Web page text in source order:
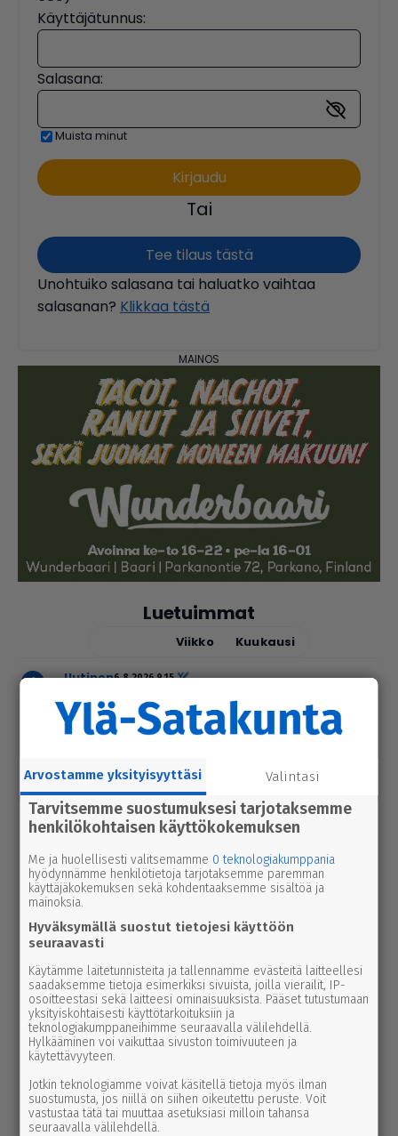
Käyttäjätunnus:
Salasana:
Muista minut
Tai
Tee tilaus tästä
Unohtuiko salasana tai haluatko vaihtaa
salasanan? Klikkaa tästä
Luetuimmat
Viikko Kuukausi
uutinen6.8.2026 9.15
Seu­ra­kun­ta­ko­din ala­ker­rassa vesi­va­
hinko Par­ka­nossa – toi­min­toja jär­jes­
uutinen
Elisa parantaa 5g-yhteyksiä Karviassa
ja Par­ka­nossa – seuraavan suku­pol­
ven tekniikka kolkuttaa jo ovella
uutinen
Pääl­lys­tys­työt hidas­ta­vat lii­ken­nettä
3-tiellä Ikaa­lis­ten suunnalla – syys­
kuussa uutta pintaa Kui­vas­jär­ven
suunnalle
uutinen5.8.2026 3.00
Par­ka­no­lais­lap­set palaavat pul­pet­tei­
kun­nassa kesäloma jatkuu lähes
viikon pidempään
Arvostamme yksityisyyttäsi Valintasi
Tarvitsemme suostumuksesi tarjotaksemme
henkilökohtaisen käyttökokemuksen
Me ja huolellisesti valitsemamme 0 teknologiakumppania
hyödynnämme henkilötietoja tarjotaksemme paremman
käyttäjäkokemuksen sekä kohdentaaksemme sisältöä ja
mainoksia.
Hyväksymällä suostut tietojesi käyttöön
seuraavasti
Käytämme laitetunnisteita ja tallennamme evästeitä laitteellesi
saadaksemme tietoja esimerkiksi sivuista, joilla vierailit, IP-
osoitteestasi sekä laitteesi ominaisuuksista. Pääset tutustumaan
yksityiskohtaisesti käyttötarkoituksiin ja
teknologiakumppaneihimme seuraavalla välilehdellä.
Hylkääminen voi vaikuttaa sivuston toimivuuteen ja
käytettävyyteen.
Jotkin teknologiamme voivat käsitellä tietoja myös ilman
suostumusta, jos niillä on siihen oikeutettu peruste. Voit
vastustaa tätä tai muuttaa asetuksiasi milloin tahansa
seuraavalla välilehdellä.